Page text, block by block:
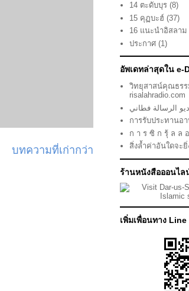
บทความที่เก่ากว่า
14 ตะดับบุร (8)
15 คุฏบะฮ์ (37)
16 แนะนำอิสลาม
ประกาศ (1)
อัพเดทล่าสุดใน e-
วิทยุสาสน์คุณธรร
risalahradio.com
การรับประทานอ
ก า ร ซิ ก รุ้ ล ล
สิ่งล้ำค่าอันใดจะ
ร้านหนังสือออนไล
เพิ่มเพื่อนทาง Line